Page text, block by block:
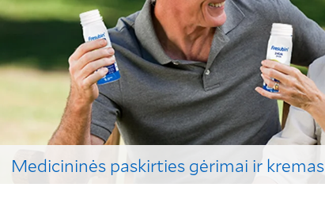
Medicininės paskirties gėrimai ir kremas